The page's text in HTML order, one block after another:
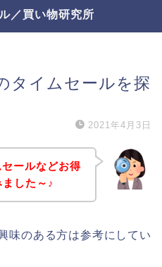
／買い物研究所
タイムセールを探
2021年4月3日
ールなどお得
した～♪
味のある方は参考にしてい